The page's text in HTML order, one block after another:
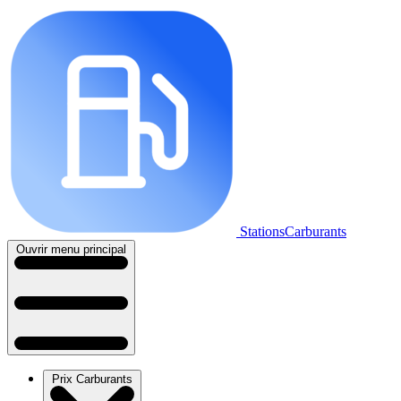
StationsCarburants
Ouvrir menu principal
Prix Carburants